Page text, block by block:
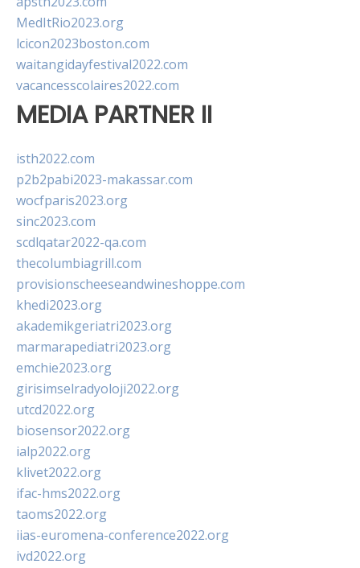
MedItRio2023.org
lcicon2023boston.com
waitangidayfestival2022.com
vacancesscolaires2022.com
MEDIA PARTNER II
isth2022.com
p2b2pabi2023-makassar.com
wocfparis2023.org
sinc2023.com
scdlqatar2022-qa.com
thecolumbiagrill.com
provisionscheeseandwineshoppe.com
khedi2023.org
akademikgeriatri2023.org
marmarapediatri2023.org
emchie2023.org
girisimselradyoloji2022.org
utcd2022.org
biosensor2022.org
ialp2022.org
klivet2022.org
ifac-hms2022.org
taoms2022.org
iias-euromena-conference2022.org
ivd2022.org